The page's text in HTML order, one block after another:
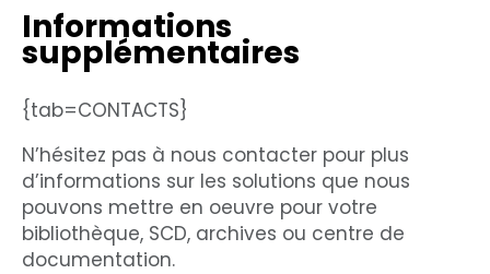
Informations
supplémentaires
{tab=CONTACTS}
N’hésitez pas à nous contacter pour plus
d’informations sur les solutions que nous
pouvons mettre en oeuvre pour votre
bibliothèque, SCD, archives ou centre de
documentation.